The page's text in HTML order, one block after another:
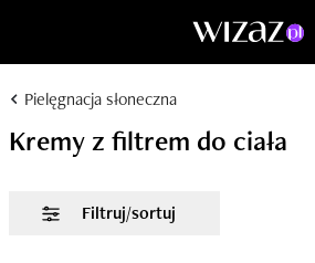
Pielęgnacja słoneczna
Kremy z filtrem do ciała
Filtruj/sortuj